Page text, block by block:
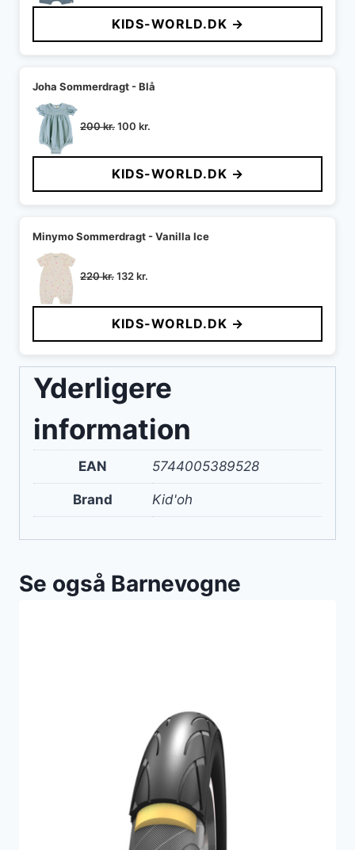
pris
var:
250 kr..
pris
er:
150 kr..
KIDS-WORLD.DK →
Joha Sommerdragt - Blå
200kr.Den
pris
var:
200 kr..
100 kr.
pris
er:
100 kr..
KIDS-WORLD.DK →
Minymo Sommerdragt - Vanilla Ice
220kr.Den
pris
var:
220 kr..
132kr.
pris
er:
132 kr..
KIDS-WORLD.DK →
Yderligere
information
EAN 5744005389528
Brand Kid'oh
Se også Barnevogne